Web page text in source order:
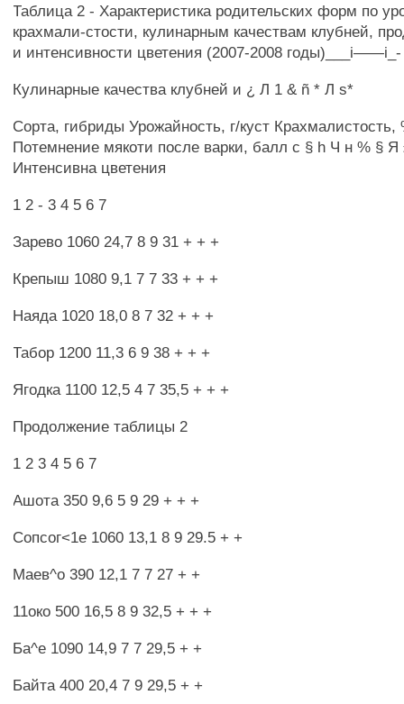
Таблица 2 - Характеристика родительских форм по
крахмали-стости, кулинарным качествам клубней,
и интенсивности цветения (2007-2008 годы)___i——i_-
Кулинарные качества клубней и ¿ Л 1 & ñ * Л s*
Сорта, гибриды Урожайность, г/куст Крахмалистость,
Потемнение мякоти после варки, балл с § h Ч н % §
Интенсивна цветения
1 2 - 3 4 5 6 7
Зарево 1060 24,7 8 9 31 + + +
Крепыш 1080 9,1 7 7 33 + + +
Наяда 1020 18,0 8 7 32 + + +
Табор 1200 11,3 6 9 38 + + +
Ягодка 1100 12,5 4 7 35,5 + + +
Продолжение таблицы 2
1 2 3 4 5 6 7
Ашота 350 9,6 5 9 29 + + +
Сопсог<1е 1060 13,1 8 9 29.5 + +
Маев^о 390 12,1 7 7 27 + +
11око 500 16,5 8 9 32,5 + + +
Ба^е 1090 14,9 7 7 29,5 + +
Байта 400 20,4 7 9 29,5 + +